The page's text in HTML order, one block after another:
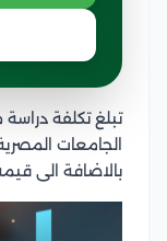
تبلغ تكلفة
بالاضافة الى